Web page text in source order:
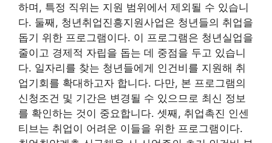
하며, 특정 직위는 지원 범위에서 제외될 수 있습니
다. 둘째, 청년취업진흥지원사업은 청년들의 취업을
돕기 위한 프로그램이다. 이 프로그램은 청년실업을
줄이고 경제적 자립을 돕는 데 중점을 두고 있습니
다. 일자리를 찾는 청년들에게 인건비를 지원해 취
업기회를 확대하고자 합니다. 다만, 본 프로그램의
신청조건 및 기간은 변경될 수 있으므로 최신 정보
를 확인하는 것이 중요합니다. 셋째, 취업촉진 인센
티브는 취업이 어려운 이들을 위한 프로그램이다.